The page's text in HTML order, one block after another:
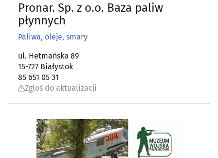
Pronar. Sp. z o.o. Baza paliw
płynnych
Paliwa, oleje, smary
ul. Hetmańska 89
15-727 Białystok
85 651 05 31
Zgłoś do aktualizacji